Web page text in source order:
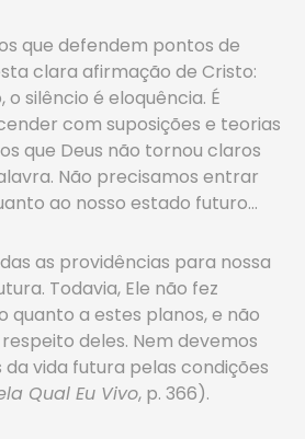
que defendem pontos de
clara afirmação de Cristo:
silêncio é eloquência. É
com suposições e teorias
que Deus não tornou claros
Não precisamos entrar
ao nosso estado futuro…
as providências para nossa
Todavia, Ele não fez
quanto a estes planos, e não
deles. Nem devemos
vida futura pelas condições
Qual Eu Vivo, p. 366).